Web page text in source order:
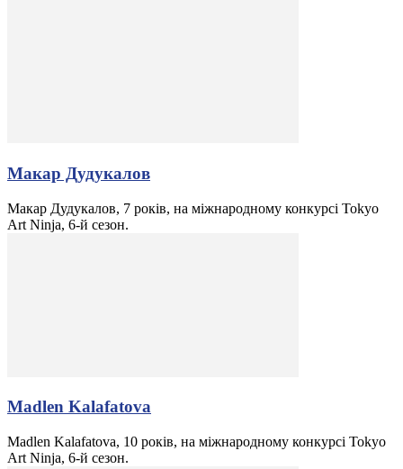
Макар Дудукалов
Макар Дудукалов, 7 років, на міжнародному конкурсі Tokyo
Art Ninja, 6-й сезон.
Madlen Kalafatova
Madlen Kalafatova, 10 років, на міжнародному конкурсі Tokyo
Art Ninja, 6-й сезон.